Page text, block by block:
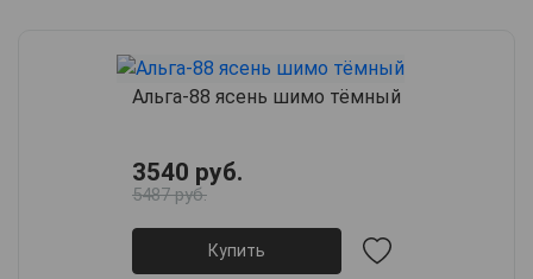
Альга-88 ясень шимо тёмный
3540 руб.
5487 руб.
Купить